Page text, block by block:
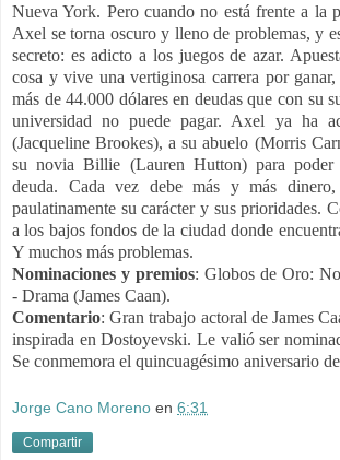
Nueva York. Pero cuando no está frente a la
Axel se torna oscuro y lleno de problemas, y
secreto: es adicto a los juegos de azar.
cosa y vive una vertiginosa carrera por
más de 44.000 dólares en deudas que con su
universidad no puede pagar. Axel ya ha
(Jacqueline Brookes), a su abuelo (Morris
su novia Billie (Lauren Hutton) para poder
deuda. Cada vez debe más y más
paulatinamente su carácter y sus prioridades.
a los bajos fondos de la ciudad donde
Y muchos más problemas.
Nominaciones y premios: Globos de Oro:
- Drama (James Caan).
Comentario: Gran trabajo actoral de James
inspirada en Dostoyevski. Le valió ser
Se conmemora el quincuagésimo aniversario
Jorge Cano Moreno en 6:31
Compartir